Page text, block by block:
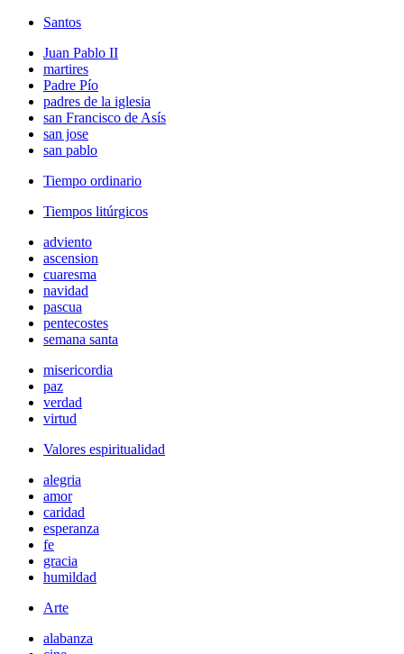
Santos
Juan Pablo II
martires
Padre Pío
padres de la iglesia
san Francisco de Asís
san jose
san pablo
Tiempo ordinario
Tiempos litúrgicos
adviento
ascension
cuaresma
navidad
pascua
pentecostes
semana santa
misericordia
paz
verdad
virtud
Valores espiritualidad
alegria
amor
caridad
esperanza
fe
gracia
humildad
Arte
alabanza